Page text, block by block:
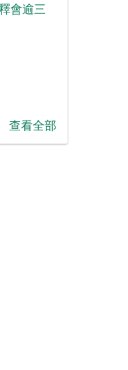
會逾三
查看全部